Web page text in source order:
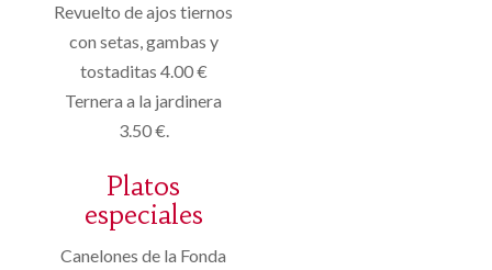
Revuelto de ajos tiernos
con setas, gambas y
tostaditas 4.00 €
Ternera a la jardinera
3.50 €.
Platos
especiales
Canelones de la Fonda